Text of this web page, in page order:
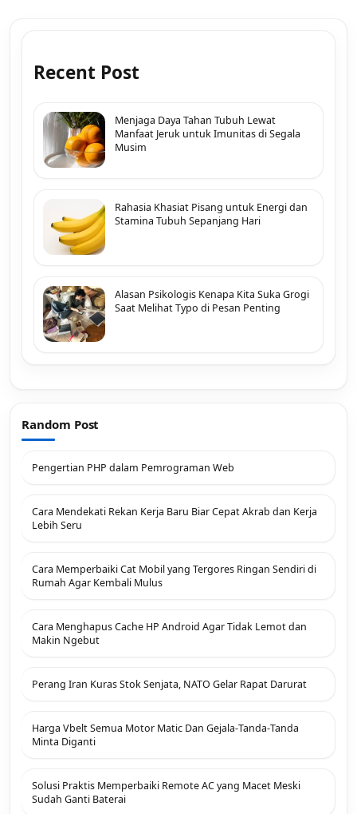
Recent Post
Menjaga Daya Tahan Tubuh Lewat
Manfaat Jeruk untuk Imunitas di Segala
Musim
Rahasia Khasiat Pisang untuk Energi dan
Stamina Tubuh Sepanjang Hari
Alasan Psikologis Kenapa Kita Suka Grogi
Saat Melihat Typo di Pesan Penting
Random Post
Pengertian PHP dalam Pemrograman Web
Cara Mendekati Rekan Kerja Baru Biar Cepat Akrab dan Kerja
Lebih Seru
Cara Memperbaiki Cat Mobil yang Tergores Ringan Sendiri di
Rumah Agar Kembali Mulus
Cara Menghapus Cache HP Android Agar Tidak Lemot dan
Makin Ngebut
Perang Iran Kuras Stok Senjata, NATO Gelar Rapat Darurat
Harga Vbelt Semua Motor Matic Dan Gejala-Tanda-Tanda
Minta Diganti
Solusi Praktis Memperbaiki Remote AC yang Macet Meski
Sudah Ganti Baterai